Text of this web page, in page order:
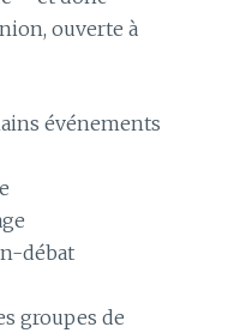
ouverte à
événements
débat
groupes de